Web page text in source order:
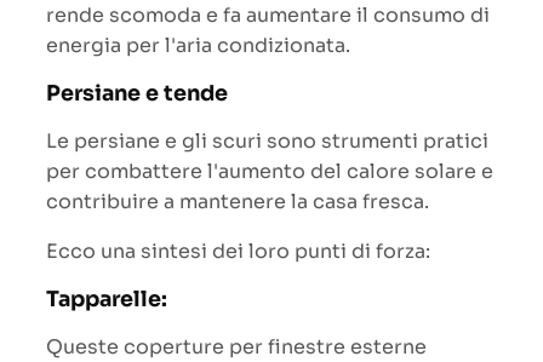
rende scomoda e fa aumentare il consumo di
energia per l'aria condizionata.
Persiane e tende
Le persiane e gli scuri sono strumenti pratici
per combattere l'aumento del calore solare e
contribuire a mantenere la casa fresca.
Ecco una sintesi dei loro punti di forza:
Tapparelle:
Queste coperture per finestre esterne